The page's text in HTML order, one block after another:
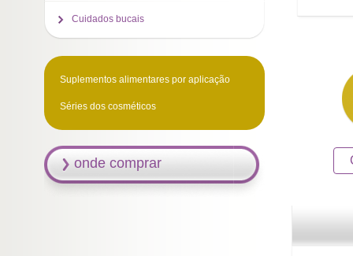
Cuidados bucais
Suplementos alimentares por aplicação
Séries dos cosméticos
onde comprar